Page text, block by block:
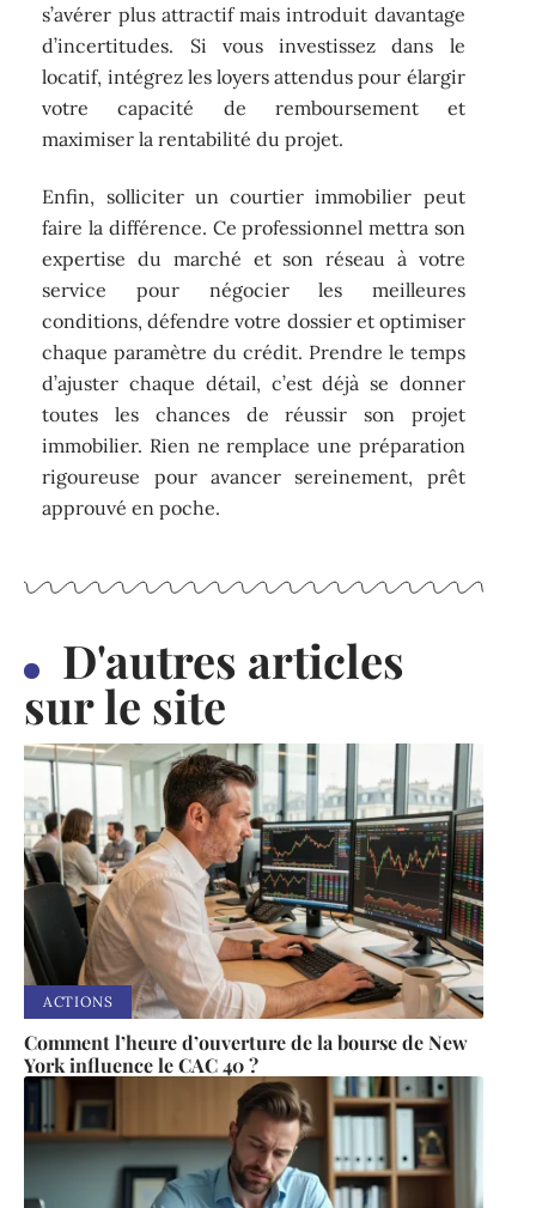
s’avérer plus attractif mais introduit davantage
d’incertitudes. Si vous investissez dans le
locatif, intégrez les loyers attendus pour élargir
votre capacité de remboursement et
maximiser la rentabilité du projet.
Enfin, solliciter un courtier immobilier peut
faire la différence. Ce professionnel mettra son
expertise du marché et son réseau à votre
service pour négocier les meilleures
conditions, défendre votre dossier et optimiser
chaque paramètre du crédit. Prendre le temps
d’ajuster chaque détail, c’est déjà se donner
toutes les chances de réussir son projet
immobilier. Rien ne remplace une préparation
rigoureuse pour avancer sereinement, prêt
approuvé en poche.
D'autres articles
sur le site
ACTIONS
Comment l’heure d’ouverture de la bourse de New
York influence le CAC 40 ?